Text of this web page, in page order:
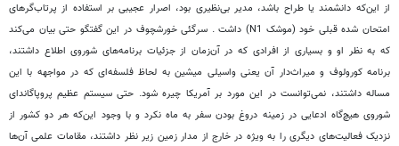
از این‌که دانشمند یا طراح باشد، مدیر بی‌نظیری بود، اصرار عجیبی بر استفاده از پرتاب‌گرهای
امتحان شده قبلی خود (موشک N1) داشت . سرگئی خورشچوف در این گفتگو حتی بیان می‌کند
که به نظر او و بسیاری از افرادی که در آن‌زمان از جزئیات برنامه‌های شوروی اطلاع داشتند،
برنامه کورولوف و میراث‌دار آن یعنی واسیلی میشین به لحاظ فلسفه‌ای که در مواجهه با این
مساله داشتند، نمی‌توانست در این مورد بر آمریکا چیره شود. حتی سیستم عظیم پروپاگاندای
شوروی هیچ‌گاه ادعایی در زمینه دروغ بودن سفر به ماه نکرد و با وجود این‌که هر دو کشور از
نزدیک فعالیت‌های دیگری را به ویژه در خارج از مدار زمین زیر نظر داشتند، مقامات علمی آن‌ها